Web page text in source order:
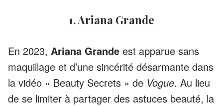
1. Ariana Grande
En 2023, Ariana Grande est apparue sans
maquillage et d’une sincérité désarmante dans
la vidéo « Beauty Secrets » de Vogue. Au lieu
de se limiter à partager des astuces beauté, la